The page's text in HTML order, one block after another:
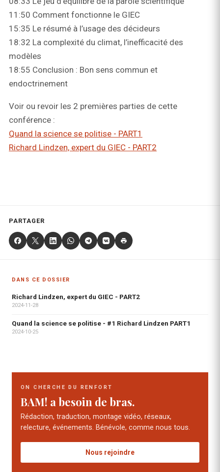
11:50 Comment fonctionne le GIEC
15:35 Le résumé à l’usage des décideurs
18:32 La complexité du climat, l’inefficacité des
modèles
18:55 Conclusion : Bon sens commun et
endoctrinement
Voir ou revoir les 2 premières parties de cette
conférence :
Quand la science se politise - PART1
Richard Lindzen, expert du GIEC - PART2
PARTAGER
DANS CE DOSSIER
Richard Lindzen, expert du GIEC - PART2
2024-11-28
Quand la science se politise - #1 Richard Lindzen PART1
2024-10-25
ON CHERCHE DU RENFORT
BAM! a besoin de bras.
Rédaction, traduction, montage vidéo, réseaux,
relecture, événements. Bénévole, comme nous tous.
Nous rejoindre